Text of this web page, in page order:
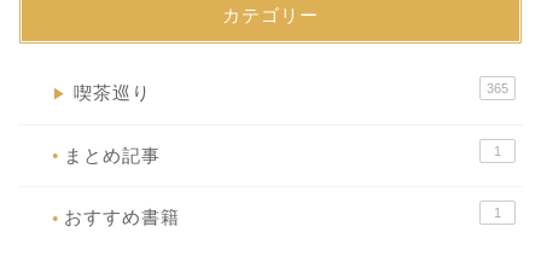
カテゴリー
▶ 喫茶巡り 365
● まとめ記事 1
● おすすめ書籍 1